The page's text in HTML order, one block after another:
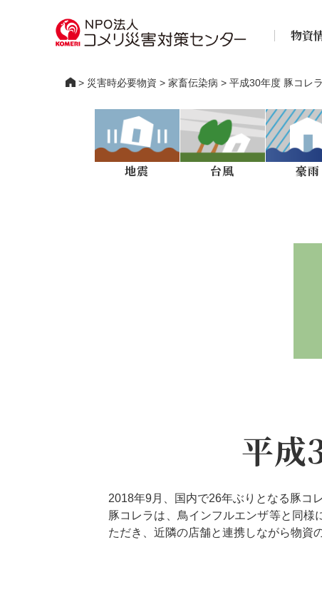
物資
> 災害時必要物資 > 家畜伝染病 > 平成30年度 豚コレ
地震 台風 豪雨
平成
2018年9月、国内で26年ぶりとなる豚コ
豚コレラは、鳥インフルエンザ等と同
ただき、近隣の店舗と連携しながら物資